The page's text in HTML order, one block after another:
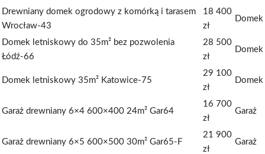
Drewniany domek ogrodowy z komórką i tarasem
Wrocław-43
18 400
zł
Domek
Domek letniskowy do 35m² bez pozwolenia
Łódź-66
28 500
zł
Domek
Domek letniskowy 35m² Katowice-75
29 100
zł
Domek
Garaż drewniany 6×4 600×400 24m² Gar64
16 700
zł
Garaż
Garaż drewniany 6×5 600×500 30m² Gar65-F
21 900
zł
Garaż